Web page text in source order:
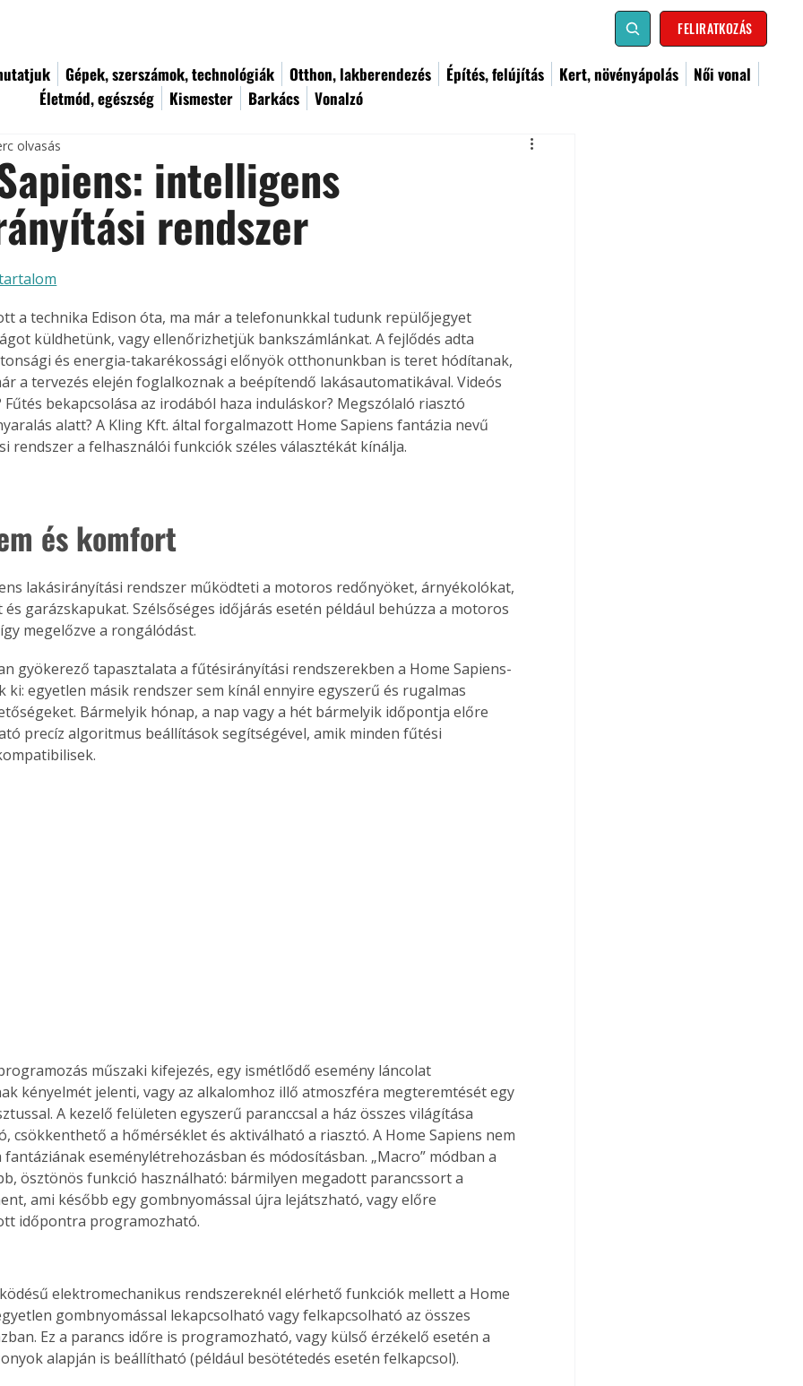
FELIRATKOZÁS
Gépek, szerszámok, technológiák Otthon, lakberendezés Építés, felújítás Kert, növényápolás
Női vonal
Életmód, egészség
Kismester Barkács Vonalzó
intelligens
rendszer
olvasás
a technika Edison óta, ma már a telefonunkkal tudunk repülőjegyet
küldhetünk, vagy ellenőrizhetjük bankszámlánkat. A fejlődés adta
és energia-takarékossági előnyök otthonunkban is teret hódítanak,
a tervezés elején foglalkoznak a beépítendő lakásautomatikával. Videós
bekapcsolása az irodából haza induláskor? Megszólaló riasztó
alatt? A Kling Kft. által forgalmazott Home Sapiens fantázia nevű
rendszer a felhasználói funkciók széles választékát kínálja.
és komfort
lakásirányítási rendszer működteti a motoros redőnyöket, árnyékolókat,
garázskapukat. Szélsőséges időjárás esetén például behúzza a motoros
megelőzve a rongálódást.
gyökerező tapasztalata a fűtésirányítási rendszerekben a Home Sapiens-
ki: egyetlen másik rendszer sem kínál ennyire egyszerű és rugalmas
Bármelyik hónap, a nap vagy a hét bármelyik időpontja előre
precíz algoritmus beállítások segítségével, amik minden fűtési
műszaki kifejezés, egy ismétlődő esemény láncolat
kényelmét jelenti, vagy az alkalomhoz illő atmoszféra megteremtését egy
A kezelő felületen egyszerű paranccsal a ház összes világítása
csökkenthető a hőmérséklet és aktiválható a riasztó. A Home Sapiens nem
eseménylétrehozásban és módosításban. „Macro” módban a
ösztönös funkció használható: bármilyen megadott parancssort a
ami később egy gombnyomással újra lejátszható, vagy előre
időpontra programozható.
elektromechanikus rendszereknél elérhető funkciók mellett a Home
gombnyomással lekapcsolható vagy felkapcsolható az összes
Ez a parancs időre is programozható, vagy külső érzékelő esetén a
alapján is beállítható (például besö­tétedés esetén felkapcsol).